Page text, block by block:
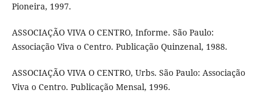
Pioneira, 1997.
ASSOCIAÇÃO VIVA O CENTRO, Informe. São Paulo:
Associação Viva o Centro. Publicação Quinzenal, 1988.
ASSOCIAÇÃO VIVA O CENTRO, Urbs. São Paulo: Associação
Viva o Centro. Publicação Mensal, 1996.